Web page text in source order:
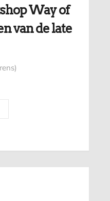
Way of
van de late